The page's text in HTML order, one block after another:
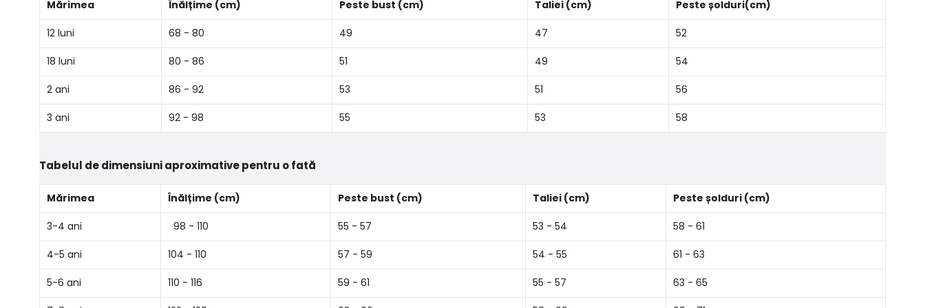
Mărimea Înălțime (cm) Peste bust (cm) Taliei (cm) Peste șolduri(cm)
12 luni 68 - 80 49 47 52
18 luni 80 - 86 51 49 54
2 ani 86 - 92 53 51 56
3 ani 92 - 98 55 53 58
Tabelul de dimensiuni aproximative pentru o fată
Mărimea Înălțime (cm) Peste bust (cm) Taliei (cm) Peste șolduri (cm)
3-4 ani 98 - 110 55 - 57 53 - 54 58 - 61
4-5 ani 104 - 110 57 - 59 54 - 55 61 - 63
5-6 ani 110 - 116 59 - 61 55 - 57 63 - 65